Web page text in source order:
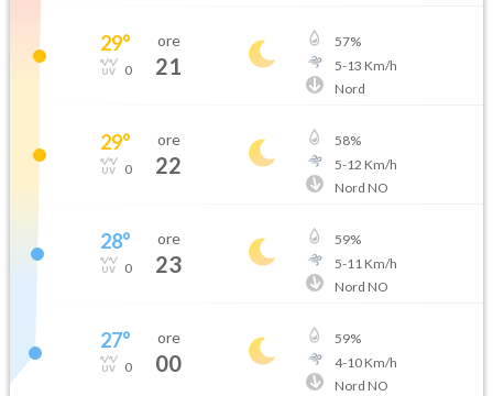
29°
0
ore
21
57%
5-13 Km/h
Nord
29°
0
ore
22
58%
5-12 Km/h
Nord NO
28°
0
ore
23
59%
5-11 Km/h
Nord NO
27°
0
ore
00
59%
4-10Km/h
Nord NO